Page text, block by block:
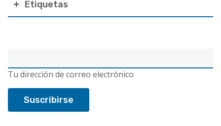
electrónico
Tu dirección de correo electrónico
Etiquetas